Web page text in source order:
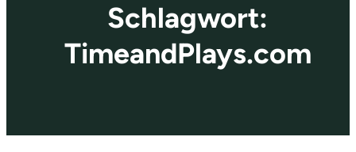
Schlagwort:
TimeandPlays.com